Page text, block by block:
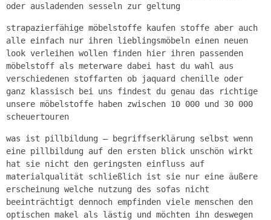
oder ausladenden sesseln zur geltung
strapazierfähige möbelstoffe kaufen stoffe aber auch
alle einfach nur ihren lieblingsmöbeln einen neuen
look verleihen wollen finden hier ihren passenden
möbelstoff als meterware dabei hast du wahl aus
verschiedenen stoffarten ob jaquard chenille oder
ganz klassisch bei uns findest du genau das richtige
unsere möbelstoffe haben zwischen 10 000 und 30 000
scheuertouren
was ist pillbildung – begriffserklärung selbst wenn
eine pillbildung auf den ersten blick unschön wirkt
hat sie nicht den geringsten einfluss auf
materialqualität schließlich ist sie nur eine äußere
erscheinung welche nutzung des sofas nicht
beeinträchtigt dennoch empfinden viele menschen den
optischen makel als lästig und möchten ihn deswegen